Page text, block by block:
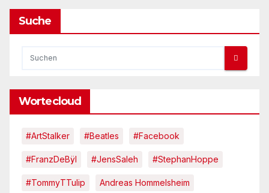
Suche
Wortecloud
#ArtStalker #Beatles #Facebook
#FranzDeBÿl #JensSaleh #StephanHoppe
#TommyTTulip Andreas Hommelsheim